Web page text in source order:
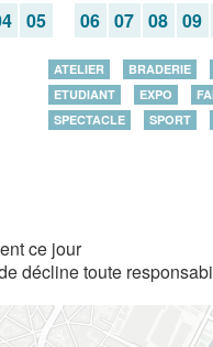
05 06 07 08 09
ATELIER BRADERIE
ETUDIANT
EXPO
SPECTACLE
SPORT
ce jour
décline toute